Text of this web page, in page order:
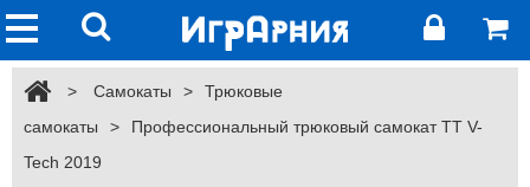
> Самокаты >
Трюковые
самокаты
>
Профессиональный трюковый самокат TT V-
Tech 2019